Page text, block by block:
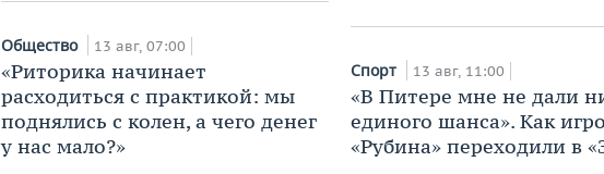
Общество 13 авг, 07:00
«Риторика начинает
расходиться с практикой: мы
поднялись с колен, а чего денег
у нас мало?»
Спорт 13 авг, 11:00
«В Питере мне не дали
единого шанса». Как
«Рубина» переходили в